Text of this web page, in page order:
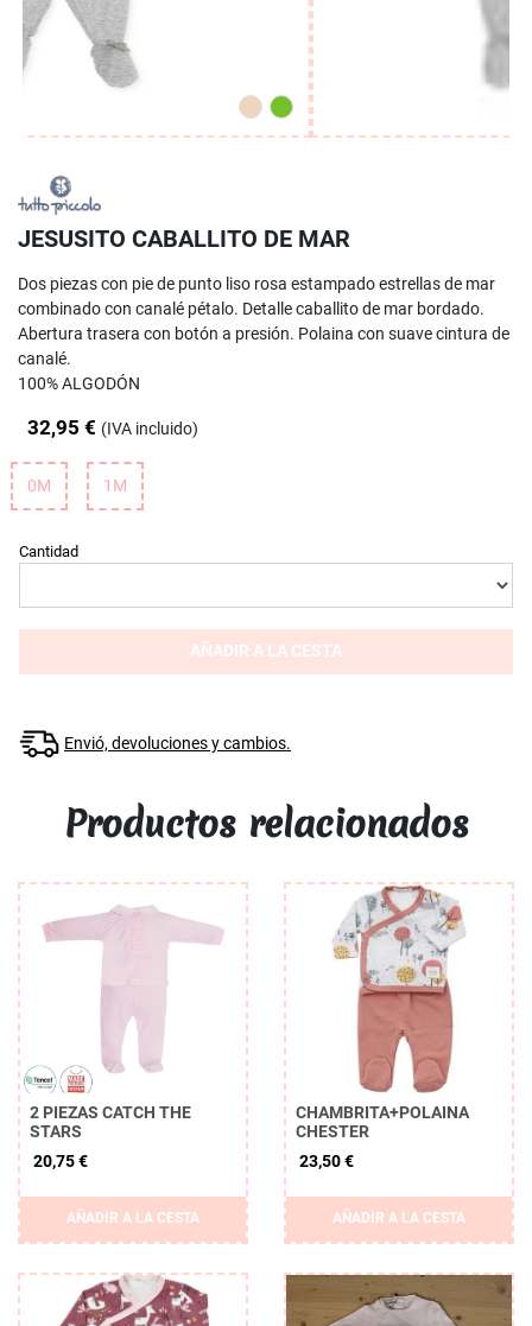
JESUSITO CABALLITO DE MAR
Dos piezas con pie de punto liso rosa estampado estrellas de mar
combinado con canalé pétalo. Detalle caballito de mar bordado.
Abertura trasera con botón a presión. Polaina con suave cintura de
canalé.
100% ALGODÓN
32,95 € (IVA incluido)
0M 1M
Cantidad
AÑADIR A LA CESTA
Envió, devoluciones y cambios.
Productos relacionados
2 PIEZAS CATCH THE
STARS
20,75 €
AÑADIR A LA CESTA
CHAMBRITA+POLAINA
CHESTER
23,50 €
AÑADIR A LA CESTA